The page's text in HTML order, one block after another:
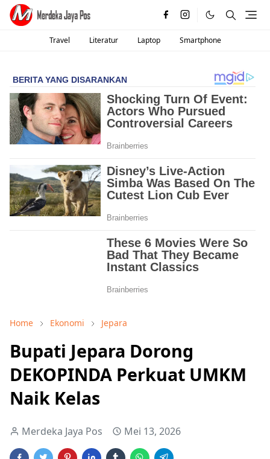
Travel Literatur Laptop Smartphone
Home Ekonomi Jepara
Bupati Jepara Dorong
DEKOPINDA Perkuat UMKM
Naik Kelas
Merdeka Jaya Pos Mei 13, 2026